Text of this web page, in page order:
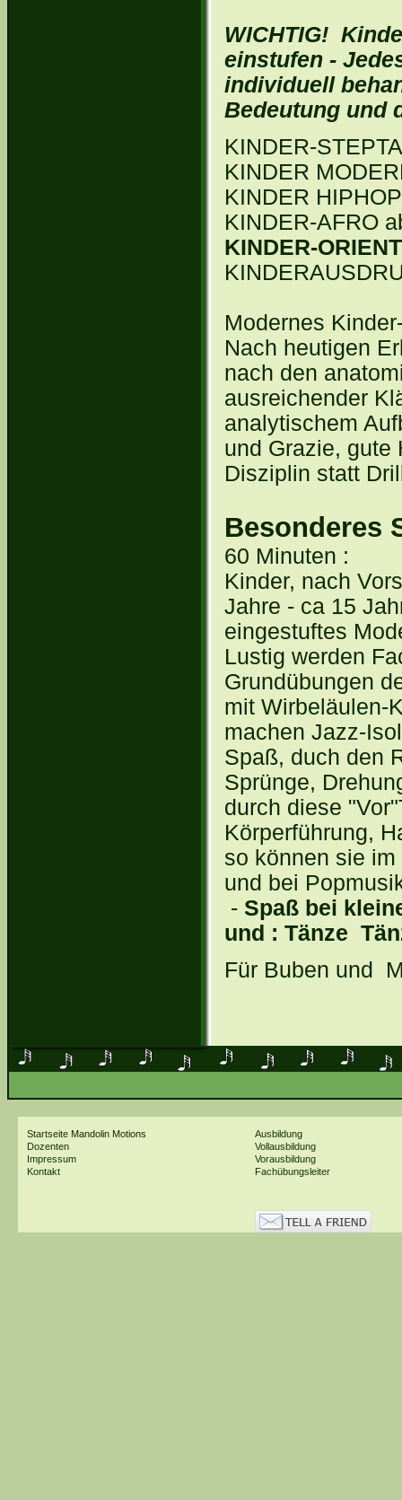
WICHTIG!
einstufen -
individuell
Bedeutung und
KINDER-
KINDER
KINDER
KINDER-AFRO
KINDER-
Modernes
Nach heutigen
nach den
ausreichender
analytischem
und Grazie, gute
Disziplin statt
Besonderes
60 Minuten :
Kinder, nach
Jahre - ca 15
eingestuftes
Lustig werden
Grundübungen
mit Wirbeläulen-
machen Jazz-
Spaß, duch den
Sprünge,
durch diese
Körperführung,
so können sie
und bei
- Spaß bei
und : Tänze
Für Buben und
Startseite Mandolin Motions
Ausbildung
Dozenten
Vollausbildung
Impressum
Vorausbildung
Kontakt
Fachübungsleiter